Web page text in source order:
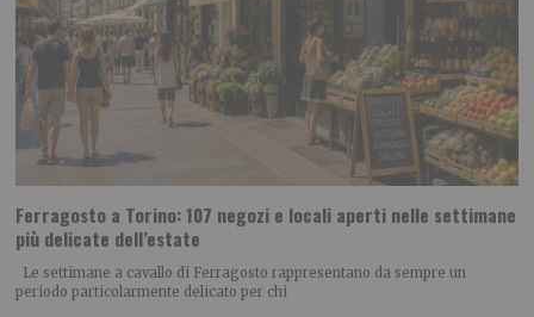
Ferragosto a Torino: 107 negozi e locali aperti nelle settimane
più delicate dell’estate
Le settimane a cavallo di Ferragosto rappresentano da sempre un
periodo particolarmente delicato per chi